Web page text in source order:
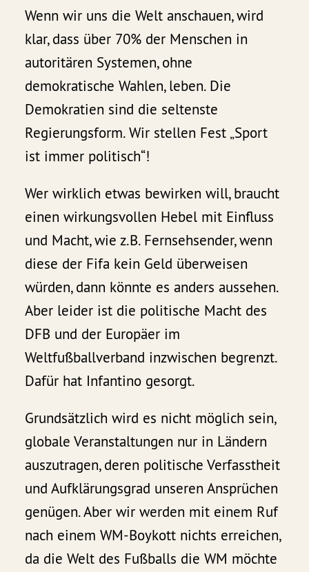
Wenn wir uns die Welt anschauen, wird
klar, dass über 70% der Menschen in
autoritären Systemen, ohne
demokratische Wahlen, leben. Die
Demokratien sind die seltenste
Regierungsform. Wir stellen Fest „Sport
ist immer politisch“!
Wer wirklich etwas bewirken will, braucht
einen wirkungsvollen Hebel mit Einfluss
und Macht, wie z.B. Fernsehsender, wenn
diese der Fifa kein Geld überweisen
würden, dann könnte es anders aussehen.
Aber leider ist die politische Macht des
DFB und der Europäer im
Weltfußballverband inzwischen begrenzt.
Dafür hat Infantino gesorgt.
Grundsätzlich wird es nicht möglich sein,
globale Veranstaltungen nur in Ländern
auszutragen, deren politische Verfasstheit
und Aufklärungsgrad unseren Ansprüchen
genügen. Aber wir werden mit einem Ruf
nach einem WM-Boykott nichts erreichen,
da die Welt des Fußballs die WM möchte